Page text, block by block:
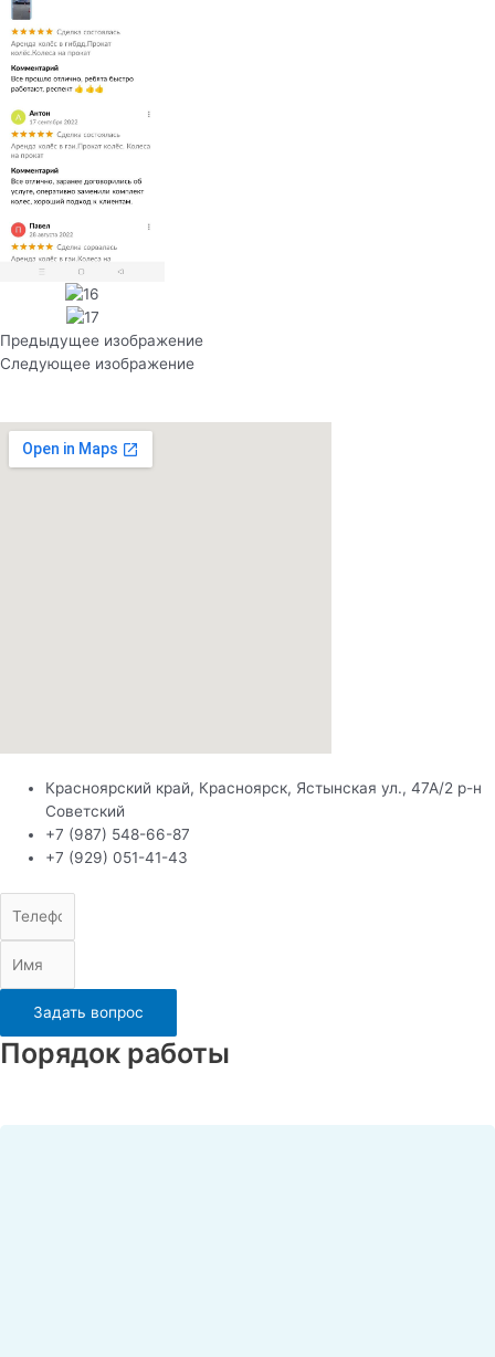
Предыдущее изображение
Следующее изображение
Красноярский край, Красноярск, Ястынская ул., 47А/2 р-н
Советский
+7 (987) 548-66-87
+7 (929) 051-41-43
Задать вопрос
Порядок работы